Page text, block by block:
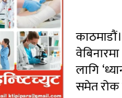
लागि
समेत रोक